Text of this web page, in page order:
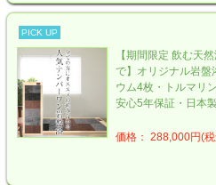
PICK UP
【期間限定 飲む天
で】オリジナル岩盤
ウム4枚・トルマリ
安心5年保証・日本
価格： 288,000円(